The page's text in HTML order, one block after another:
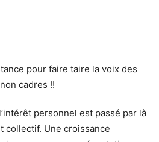
pour faire taire la voix des
cadres !!
personnel est passé par là
collectif. Une croissance